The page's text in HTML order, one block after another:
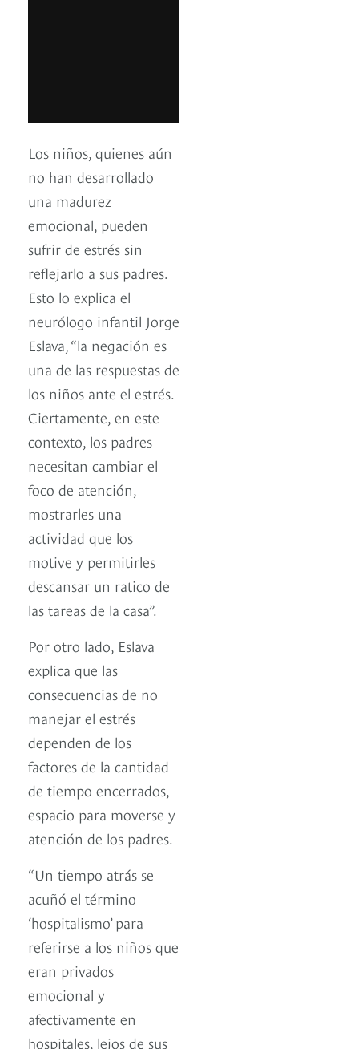
Los niños, quienes aún
no han desarrollado
una madurez
emocional, pueden
sufrir de estrés sin
reflejarlo a sus padres.
Esto lo explica el
neurólogo infantil Jorge
Eslava, “la negación es
una de las respuestas de
los niños ante el estrés.
Ciertamente, en este
contexto, los padres
necesitan cambiar el
foco de atención,
mostrarles una
actividad que los
motive y permitirles
descansar un ratico de
las tareas de la casa”.
Por otro lado, Eslava
explica que las
consecuencias de no
manejar el estrés
dependen de los
factores de la cantidad
de tiempo encerrados,
espacio para moverse y
atención de los padres.
“Un tiempo atrás se
acuñó el término
‘hospitalismo’ para
referirse a los niños que
eran privados
emocional y
afectivamente en
hospitales, lejos de sus